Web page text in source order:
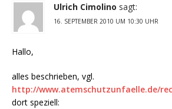
Ulrich Cimolino sagt:
16. SEPTEMBER 2010 UM 10:30 UHR
Hallo,
alles beschrieben, vgl.
http://www.atemschutzunfaelle.de/
dort speziell: